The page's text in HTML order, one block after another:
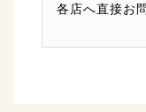
各店へ直接お